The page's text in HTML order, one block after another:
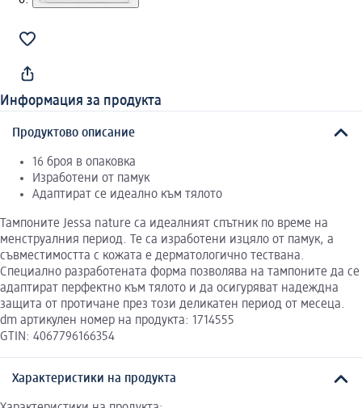
Информация за продукта
Продуктово описание
16 броя в опаковка
Изработени от памук
Адаптират се идеално към тялото
Тампоните Jessa nature са идеалният спътник по време на
менструалния период. Те са изработени изцяло от памук, а
съвместимостта с кожата е дерматологично тествана.
Специално разработената форма позволява на тампоните да се
адаптират перфектно към тялото и да осигуряват надеждна
защита от протичане през този деликатен период от месеца.
dm артикулен номер на продукта: 1714555
GTIN: 4067796166354
Характеристики на продукта